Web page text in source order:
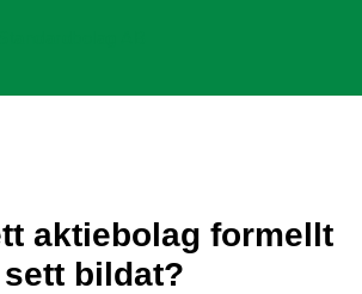
aktiebolag formellt
sett bildat?